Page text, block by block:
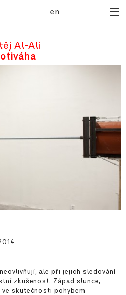
en
Al-Ali
ale při jejich sledování
zkušenost. Západ slunce,
skutečnosti pohybem